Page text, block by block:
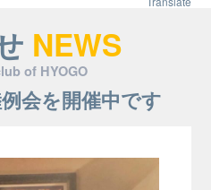
NEWS
of HYOGO
会を開催中です